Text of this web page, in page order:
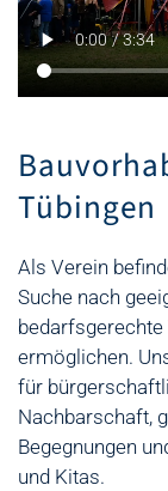
Tübingen
Als Verein
Suche nach
ermöglichen.
für
Nachbarschaft,
Begegnungen
und Kitas.